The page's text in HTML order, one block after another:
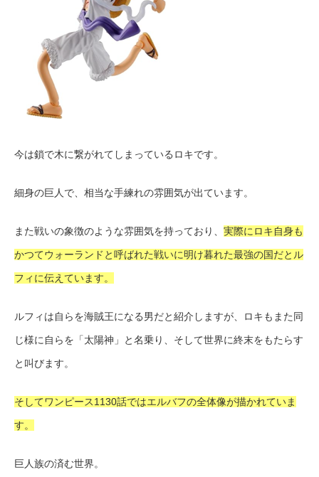
今は鎖で木に繋がれてしまっているロキです。
細身の巨人で、相当な手練れの雰囲気が出ています。
また戦いの象徴のような雰囲気を持っており、 実際にロキ自身も
かつてウォーランドと呼ばれた戦いに明け暮れた最強の国だとル
フィに伝えています。
ルフィは自らを海賊王になる男だと紹介しますが、ロキもまた同
じ様に自らを「太陽神」と名乗り、そして世界に終末をもたらす
と叫びます。
そしてワンピース1130話ではエルバフの全体像が描かれていま
す。
巨人族の済む世界。